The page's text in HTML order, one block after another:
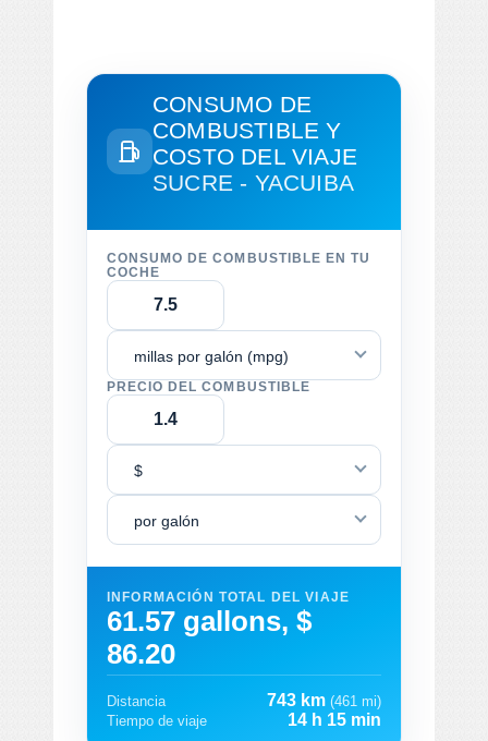
CONSUMO DE
COMBUSTIBLE Y
COSTO DEL VIAJE
SUCRE - YACUIBA
CONSUMO DE COMBUSTIBLE EN TU
COCHE
millas por galón (mpg)
PRECIO DEL COMBUSTIBLE
$
por galón
INFORMACIÓN TOTAL DEL VIAJE
61.57 gallons, $
86.20
Distancia 743 km (461 mi)
Tiempo de viaje
14 h 15 min